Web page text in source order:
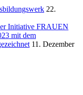
22.
Initiative FRAUEN
mit dem
11. Dezember